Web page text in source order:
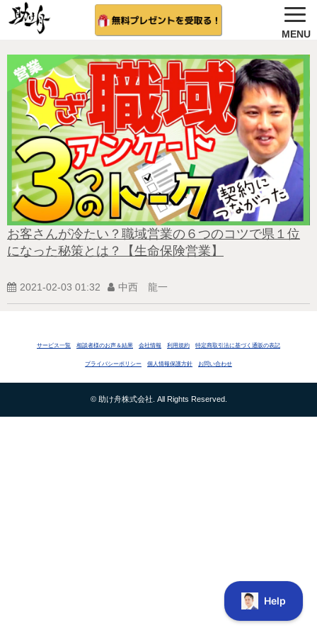
ノウハウ公開
選ばれる理由＆会社概要
無料プレゼント
サービス紹介
法人向け 無料案内を希望する
相談者さんの結果
お客さんが冷たい？職域営業の６つのコツで県１位
になった秘策とは？【生命保険営業】
2021-02-03 01:32 中西 龍一
サービス一覧 相談者様のお声＆結果 会社情報 利用規約 特定商取引法に基づく通販の表記
プライバシーポリシー 個人情報保護方針 お問い合わせ
© 助け舟株式会社. All Rights Reserved.